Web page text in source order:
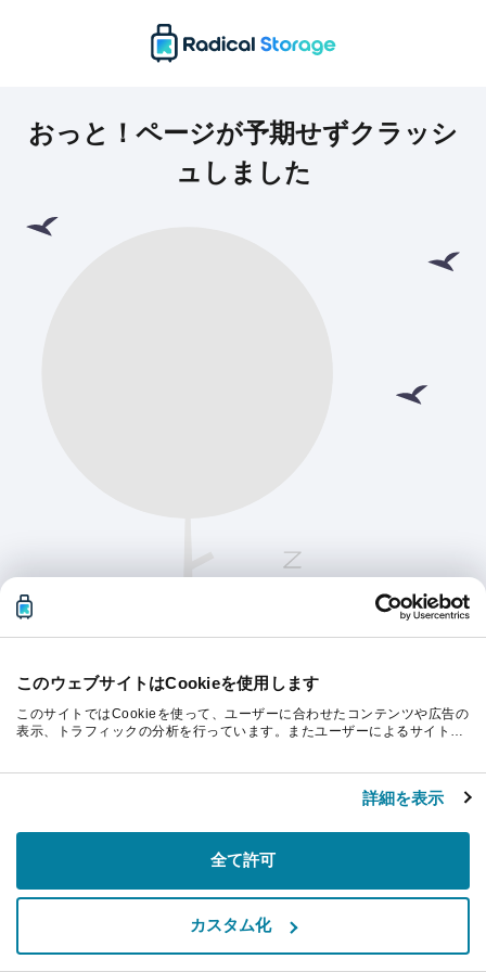
このウェブサイトはCookieを使用します
このサイトではCookieを使って、ユーザーに合わせたコンテンツや広告の
表示、トラフィックの分析を行っています。またユーザーによるサイトの
スを使用した際に収集された情報と組み合わされ、各パートナーによって
詳細を表示
全て許可
カスタム化
おっと！ページが予期せずクラッシ
ュしました
続行するにはページを更新してください。
リフレッシュ